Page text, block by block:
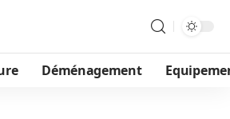
Déménagement